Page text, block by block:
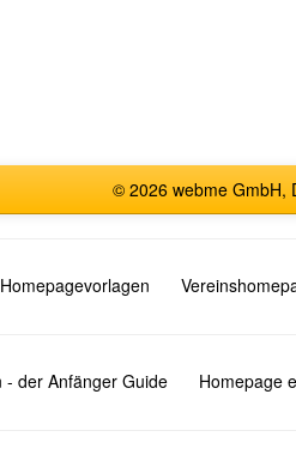
© 2026 webme GmbH,
Homepagevorlagen
- der Anfänger Guide Homepage